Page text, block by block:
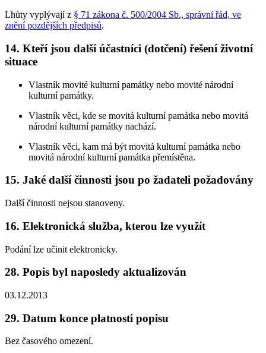
Lhůty vyplývají z § 71 zákona č. 500/2004 Sb., správní řád, ve
znění pozdějších předpisů.
14. Kteří jsou další účastníci (dotčení) řešení životní
situace
Vlastník movité kulturní památky nebo movité národní
kulturní památky.
Vlastník věci, kde se movitá kulturní památka nebo movitá
národní kulturní památky nachází.
Vlastník věci, kam má být movitá kulturní památka nebo
movitá národní kulturní památka přemístěna.
15. Jaké další činnosti jsou po žadateli požadovány
Další činnosti nejsou stanoveny.
16. Elektronická služba, kterou lze využít
Podání lze učinit elektronicky.
28. Popis byl naposledy aktualizován
03.12.2013
29. Datum konce platnosti popisu
Bez časového omezení.